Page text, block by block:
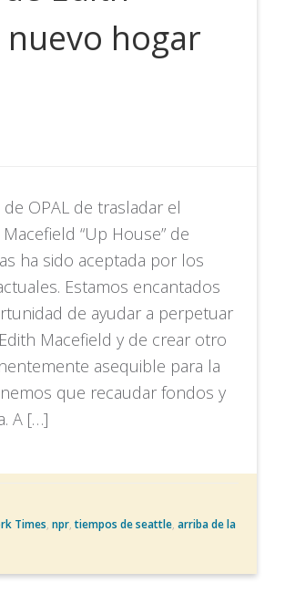
hogar
OPAL de trasladar el
“Up House” de
ha sido aceptada por los
Estamos encantados
de ayudar a perpetuar
Macefield y de crear otro
asequible para la
que recaudar fondos y
A […]
Times, npr,tiempos de seattle, arriba de la